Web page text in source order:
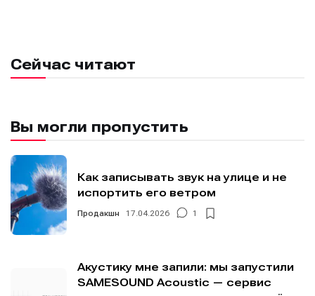
Сейчас читают
Вы могли пропустить
Как записывать звук на улице и не
испортить его ветром
Продакшн 17.04.2026 1
Акустику мне запили: мы запустили
SAMESOUND Acoustic — сервис